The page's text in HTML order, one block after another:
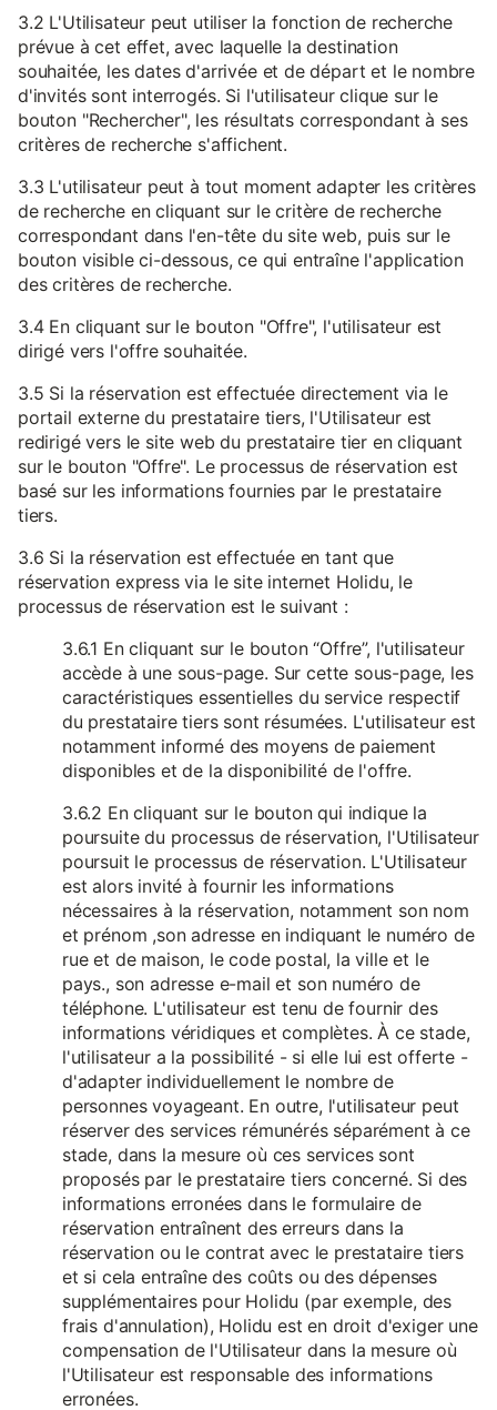
3.2 L'Utilisateur peut utiliser la fonction de recherche
prévue à cet effet, avec laquelle la destination
souhaitée, les dates d'arrivée et de départ et le nombre
d'invités sont interrogés. Si l'utilisateur clique sur le
bouton "Rechercher", les résultats correspondant à ses
critères de recherche s'affichent.
3.3 L'utilisateur peut à tout moment adapter les critères
de recherche en cliquant sur le critère de recherche
correspondant dans l'en-tête du site web, puis sur le
bouton visible ci-dessous, ce qui entraîne l'application
des critères de recherche.
3.4 En cliquant sur le bouton "Offre", l'utilisateur est
dirigé vers l'offre souhaitée.
3.5 Si la réservation est effectuée directement via le
portail externe du prestataire tiers, l'Utilisateur est
redirigé vers le site web du prestataire tier en cliquant
sur le bouton "Offre". Le processus de réservation est
basé sur les informations fournies par le prestataire
tiers.
3.6 Si la réservation est effectuée en tant que
réservation express via le site internet Holidu, le
processus de réservation est le suivant :
3.6.1 En cliquant sur le bouton “Offre”, l'utilisateur
accède à une sous-page. Sur cette sous-page, les
caractéristiques essentielles du service respectif
du prestataire tiers sont résumées. L'utilisateur est
notamment informé des moyens de paiement
disponibles et de la disponibilité de l'offre.
3.6.2 En cliquant sur le bouton qui indique la
poursuite du processus de réservation, l'Utilisateur
poursuit le processus de réservation. L'Utilisateur
est alors invité à fournir les informations
nécessaires à la réservation, notamment son nom
et prénom ,son adresse en indiquant le numéro de
rue et de maison, le code postal, la ville et le
pays., son adresse e-mail et son numéro de
téléphone. L'utilisateur est tenu de fournir des
informations véridiques et complètes. À ce stade,
l'utilisateur a la possibilité - si elle lui est offerte -
d'adapter individuellement le nombre de
personnes voyageant. En outre, l'utilisateur peut
réserver des services rémunérés séparément à ce
stade, dans la mesure où ces services sont
proposés par le prestataire tiers concerné. Si des
informations erronées dans le formulaire de
réservation entraînent des erreurs dans la
réservation ou le contrat avec le prestataire tiers
et si cela entraîne des coûts ou des dépenses
supplémentaires pour Holidu (par exemple, des
frais d'annulation), Holidu est en droit d'exiger une
compensation de l'Utilisateur dans la mesure où
l'Utilisateur est responsable des informations
erronées.